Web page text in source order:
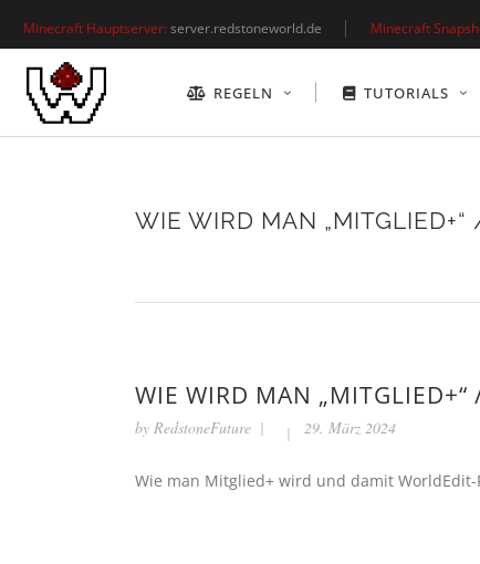
Minecraft Hauptserver:server.redstoneworld.de Minecraft
REGELN TUTORIALS
WIE WIRD MAN
WIE WIRD MAN „MITGLIED+“
by RedstoneFuture 29. März 2024
Wie man Mitglied+ wird und damit